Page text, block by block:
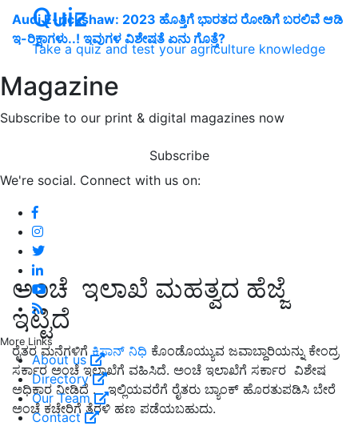
Quiz
Take a quiz and test your agriculture knowledge
Magazine
Subscribe to our print & digital magazines now
Subscribe
We're social. Connect with us on:
More Links
About us
Directory
Our Team
Contact
Audi E-rickshaw: 2023 ಹೊತ್ತಿಗೆ ಭಾರತದ ರೋಡಿಗೆ ಬರಲಿವೆ ಆಡಿ
ಇ-ರಿಕ್ಷಾಗಳು..! ಇವುಗಳ ವಿಶೇಷತೆ ಏನು ಗೊತ್ತೆ?
ಅಂಚೆ ಇಲಾಖೆ ಮಹತ್ವದ ಹೆಜ್ಜೆ
ಇಟ್ಟಿದೆ
ರೈತರ ಮನೆಗಳಿಗೆಕಿಸಾನ್ ನಿಧಿ ಕೊಂಡೊಯ್ಯುವ ಜವಾಬ್ದಾರಿಯನ್ನು ಕೇಂದ್ರ
ಸರ್ಕಾರ ಅಂಚೆ ಇಲಾಖೆಗೆ ವಹಿಸಿದೆ. ಅಂಚೆ ಇಲಾಖೆಗೆ ಸರ್ಕಾರ ವಿಶೇಷ
ಅಧಿಕಾರ ನೀಡಿದೆ . ಇಲ್ಲಿಯವರೆಗೆ ರೈತರು ಬ್ಯಾಂಕ್ ಹೊರತುಪಡಿಸಿ ಬೇರೆ
ಅಂಚೆ ಕಚೇರಿಗೆ ತೆರಳಿ ಹಣ ಪಡೆಯಬಹುದು.